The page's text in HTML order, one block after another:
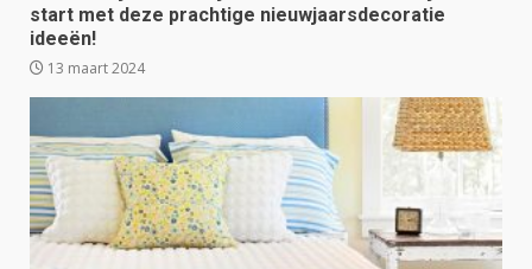
start met deze prachtige nieuwjaarsdecoratie
ideeën!
13 maart 2024